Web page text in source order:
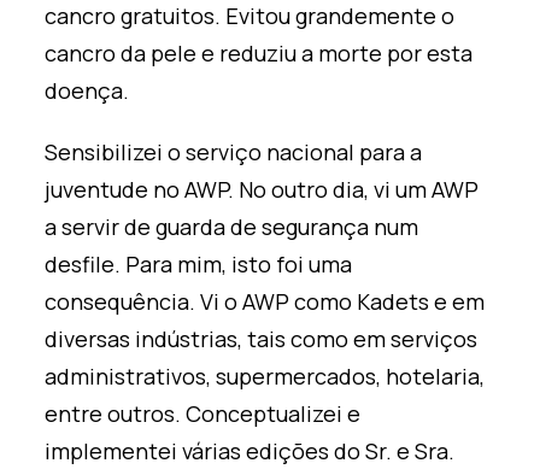
cancro gratuitos. Evitou grandemente o
cancro da pele e reduziu a morte por esta
doença.
Sensibilizei o serviço nacional para a
juventude no AWP. No outro dia, vi um AWP
a servir de guarda de segurança num
desfile. Para mim, isto foi uma
consequência. Vi o AWP como Kadets e em
diversas indústrias, tais como em serviços
administrativos, supermercados, hotelaria,
entre outros. Conceptualizei e
implementei várias edições do Sr. e Sra.